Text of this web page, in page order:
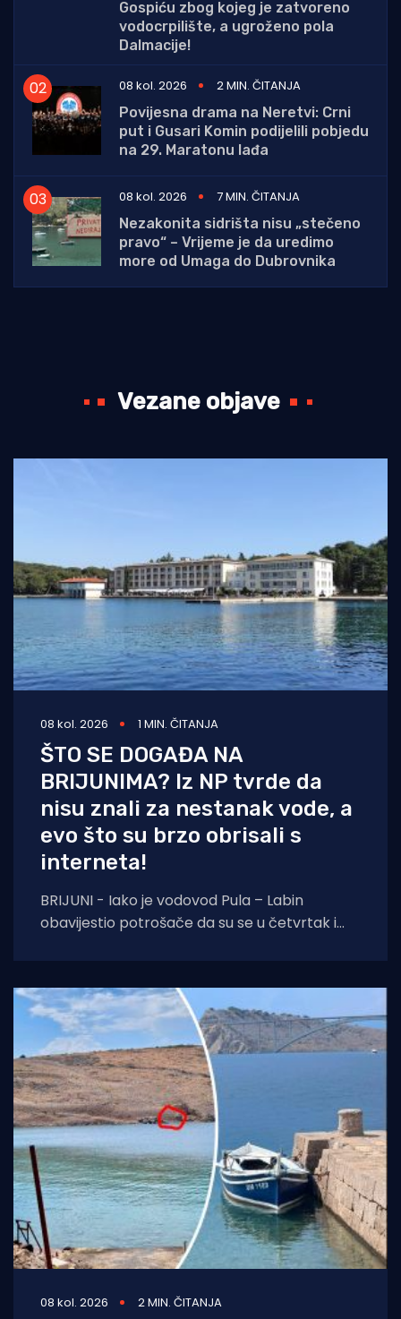
Gospiću zbog kojeg je zatvoreno
vodocrpilište, a ugroženo pola
Dalmacije!
08 kol. 2026
2 MIN. ČITANJA
Povijesna drama na Neretvi: Crni
put i Gusari Komin podijelili pobjedu
na 29. Maratonu lađa
08 kol. 2026
7 MIN. ČITANJA
Nezakonita sidrišta nisu „stečeno
pravo“ – Vrijeme je da uredimo
more od Umaga do Dubrovnika
Vezane objave
08 kol. 2026 1 MIN. ČITANJA
ŠTO SE DOGAĐA NA
BRIJUNIMA? Iz NP tvrde da
nisu znali za nestanak vode, a
evo što su brzo obrisali s
interneta!
BRIJUNI - Iako je vodovod Pula – Labin
obavijestio potrošače da su se u četvrtak i
08 kol. 2026 2 MIN. ČITANJA